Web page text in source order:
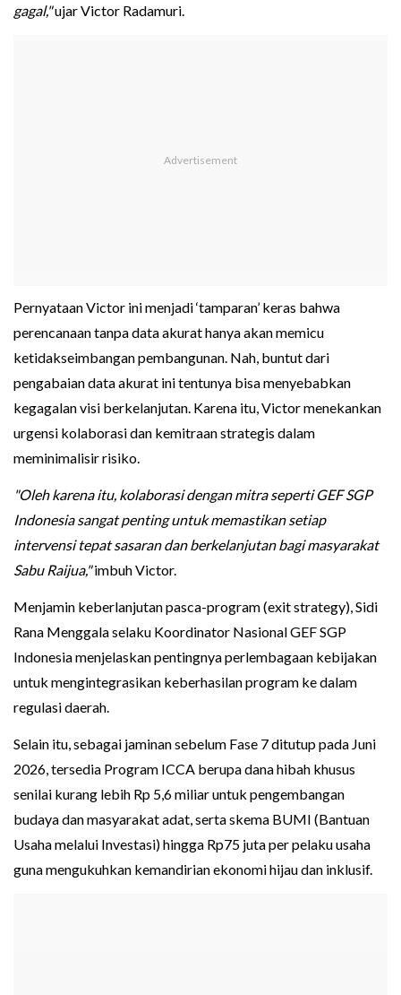
gagal,"ujar Victor Radamuri.
Pernyataan Victor ini menjadi ‘tamparan’ keras bahwa
perencanaan tanpa data akurat hanya akan memicu
ketidakseimbangan pembangunan. Nah, buntut dari
pengabaian data akurat ini tentunya bisa menyebabkan
kegagalan visi berkelanjutan. Karena itu, Victor menekankan
urgensi kolaborasi dan kemitraan strategis dalam
meminimalisir risiko.
"Oleh karena itu, kolaborasi dengan mitra seperti GEF SGP
Indonesia sangat penting untuk memastikan setiap
intervensi tepat sasaran dan berkelanjutan bagi masyarakat
Sabu Raijua,"imbuh Victor.
Menjamin keberlanjutan pasca-program (exit strategy), Sidi
Rana Menggala selaku Koordinator Nasional GEF SGP
Indonesia menjelaskan pentingnya perlembagaan kebijakan
untuk mengintegrasikan keberhasilan program ke dalam
regulasi daerah.
Selain itu, sebagai jaminan sebelum Fase 7 ditutup pada Juni
2026, tersedia Program ICCA berupa dana hibah khusus
senilai kurang lebih Rp 5,6 miliar untuk pengembangan
budaya dan masyarakat adat, serta skema BUMI (Bantuan
Usaha melalui Investasi) hingga Rp75 juta per pelaku usaha
guna mengukuhkan kemandirian ekonomi hijau dan inklusif.